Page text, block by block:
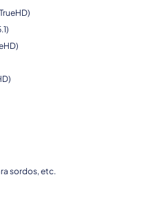
sordos, etc.